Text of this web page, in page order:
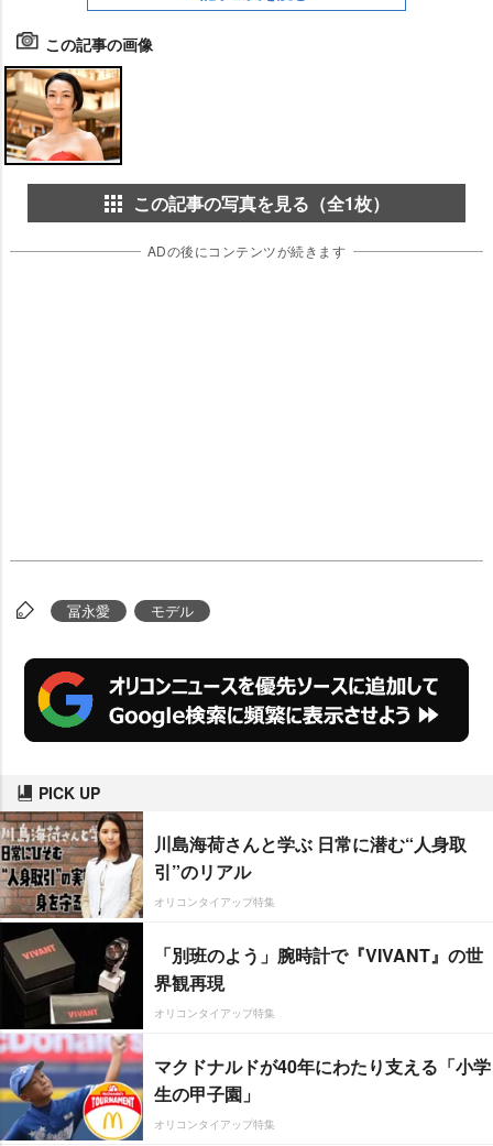
この記事の画像
この記事の写真を見る（全1枚）
ADの後にコンテンツが続きます
冨永愛 モデル
PICK UP
川島海荷さんと学ぶ 日常に潜む“人身取
引”のリアル
オリコンタイアップ特集
「別班のよう」腕時計で『VIVANT』の世
界観再現
オリコンタイアップ特集
マクドナルドが40年にわたり支える「小学
生の甲子園」
オリコンタイアップ特集